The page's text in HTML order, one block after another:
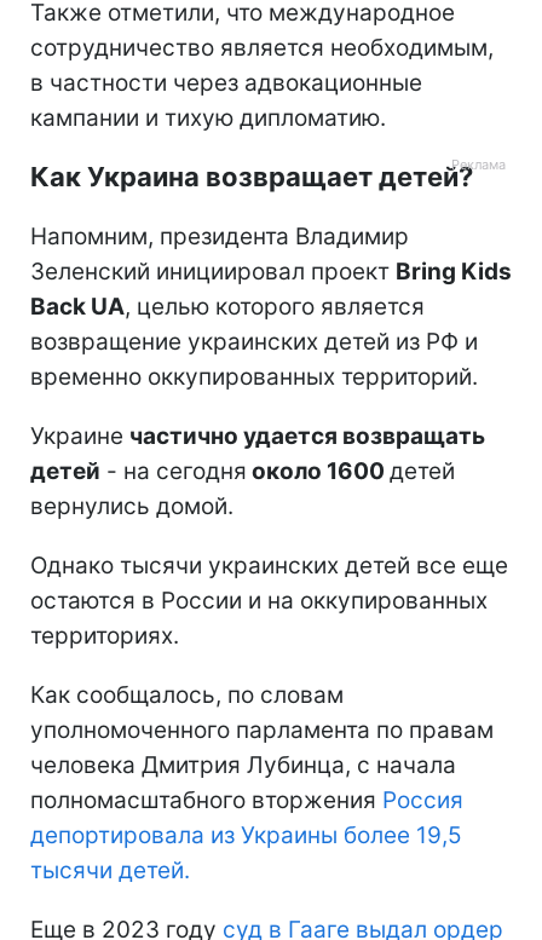
Также отметили, что международное
сотрудничество является необходимым,
в частности через адвокационные
кампании и тихую дипломатию.
Как Украина возвращает детей?
Напомним, президента Владимир
Зеленский инициировал проект Bring Kids
Back UA, целью которого является
возвращение украинских детей из РФ и
временно оккупированных территорий.
Украине частично удается возвращать
детей - на сегодня около 1600 детей
вернулись домой.
Однако тысячи украинских детей все еще
остаются в России и на оккупированных
территориях.
Как сообщалось, по словам
уполномоченного парламента по правам
человека Дмитрия Лубинца, с начала
полномасштабного вторжения Россия
депортировала из Украины более 19,5
тысячи детей.
Еще в 2023 году суд в Гааге выдал ордер